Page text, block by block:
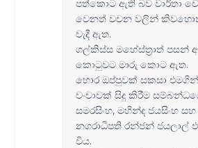
පත්කොට ඇති බව වාර්තා
වෙනත් වචන වලින්
වැදී ඇත.
ගල්කිස්ස මහේස්ත්‍රාත් පසන්
කොටුවට මාරු කොට ඇත.
හොර ඔප්පුවක් සකසා
වංචාවක් සිදු කිරීම
සමරසිංහ, මහින්ද ජයසිංහ
නගරාධිපති රන්ජන් ජයලාල්
විය.